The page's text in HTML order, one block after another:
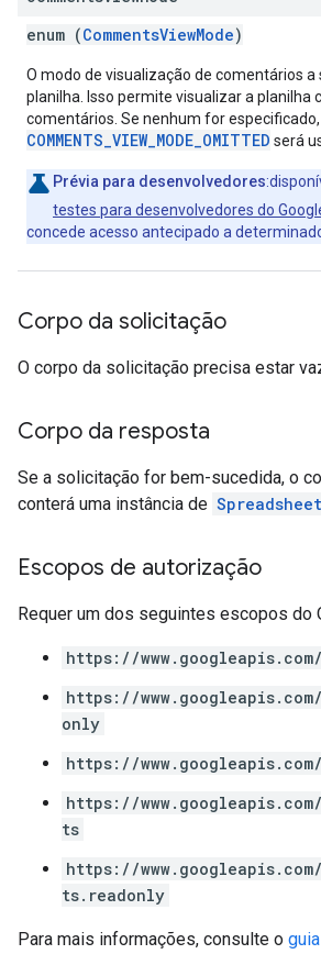
enum (CommentsViewMode)
O modo de visualização de comentários a
planilha. Isso permite visualizar a planilha
comentários. Se nenhum for especificado,
COMMENTS_VIEW_MODE_OMITTED será
Prévia para desenvolvedores
testes para desenvolvedores do
concede acesso antecipado a
Corpo da solicitação
O corpo da solicitação precisa estar
Corpo da resposta
Se a solicitação for bem-sucedida, o
conterá uma instância de Spreadsheet
Escopos de autorização
Requer um dos seguintes escopos do
https://
https://
only
https://
https://
ts
https://
ts.readonly
Para mais informações, consulte o